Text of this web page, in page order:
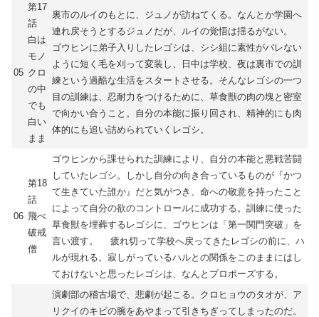
05
第17
話
白は
モノ
クロ
の中
でも
白い
まま
裏市のルイのもとに、ジュノが訪ねてくる。なんとか学園へ
連れ戻そうとするジュノだが、ルイの覚悟は揺るがない。
ゴウヒンに弟子入りしたレゴシは、シシ組に素性がバレない
ように短く毛を刈って変装し、日中は学校、夜は裏市での訓
練という過酷な生活をスタートさせる。そんなレゴシの一つ
目の訓練は、忍耐力をつけるために、草食獣の肉の塊と密室
で向かい合うこと。自分の本能に振り回され、精神的にも肉
体的にも追い詰められていくレゴシ。
06
第18
話
飛べ
破戒
僧
ゴウヒンから課せられた訓練により、自分の本能と悪戦苦闘
していたレゴシ。しかし自分の向き合っているものが『かつ
て生きていた誰か』だと気がつき、命への敬意を持ったこと
によって自分の欲のコントロールに成功する。訓練に使った
草食獣を埋葬するレゴシに、ゴウヒンは「第一関門突破」を
言い渡す。 疲れ切って学校へ戻ってきたレゴシの前に、ハ
ルが現れる。寂しがっているハルとの関係をこのままにはし
ておけないと思ったレゴシは、なんとプロポーズする。
演劇部の稽古場で、悲劇が起こる。クロヒョウのタオが、ア
リクイのキビの腕をあやまって引きちぎってしまったのだ。